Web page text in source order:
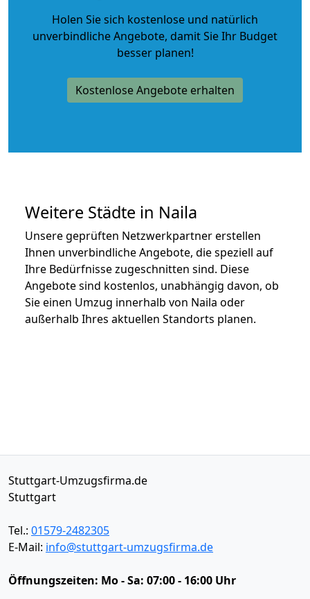
Holen Sie sich kostenlose und natürlich
unverbindliche Angebote, damit Sie Ihr Budget
besser planen!
Kostenlose Angebote erhalten
Weitere Städte in Naila
Unsere geprüften Netzwerkpartner erstellen
Ihnen unverbindliche Angebote, die speziell auf
Ihre Bedürfnisse zugeschnitten sind. Diese
Angebote sind kostenlos, unabhängig davon, ob
Sie einen Umzug innerhalb von Naila oder
außerhalb Ihres aktuellen Standorts planen.
Stuttgart-Umzugsfirma.de
Stuttgart
Tel.: 01579-2482305
E-Mail: info@stuttgart-umzugsfirma.de
Öffnungszeiten: Mo - Sa: 07:00 - 16:00 Uhr